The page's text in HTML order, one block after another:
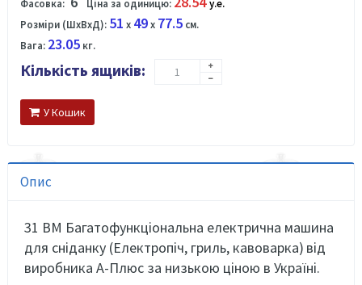
Фасовка: Ціна за одиницю:
у.е.
Розміри (ШхВхД): 51 x 49x 77.5 см.
Вага: 23.05 кг.
Кількість ящиків:
У Кошик
Опис
31 BM Багатофункціональна електрична машина
для сніданку (Електропіч, гриль, кавоварка) від
виробника А-Плюс за низькою ціною в Україні.